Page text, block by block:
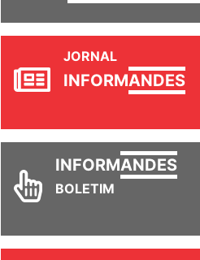
JORNAL
INFORMANDES
INFORMANDES
BOLETIM